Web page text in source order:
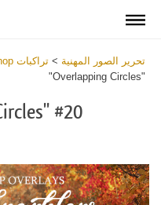
تحرير الصور المهنية > تراكبات Photoshop
"Overlapping Circles"
#20 "Overlapping Circles"
Download
Free